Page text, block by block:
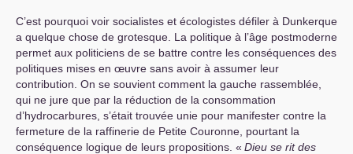
C’est pourquoi voir socialistes et écologistes défiler à Dunkerque
a quelque chose de grotesque. La politique à l’âge postmoderne
permet aux politiciens de se battre contre les conséquences des
politiques mises en œuvre sans avoir à assumer leur
contribution. On se souvient comment la gauche rassemblée,
qui ne jure que par la réduction de la consommation
d’hydrocarbures, s’était trouvée unie pour manifester contre la
fermeture de la raffinerie de Petite Couronne, pourtant la
conséquence logique de leurs propositions. « Dieu se rit des